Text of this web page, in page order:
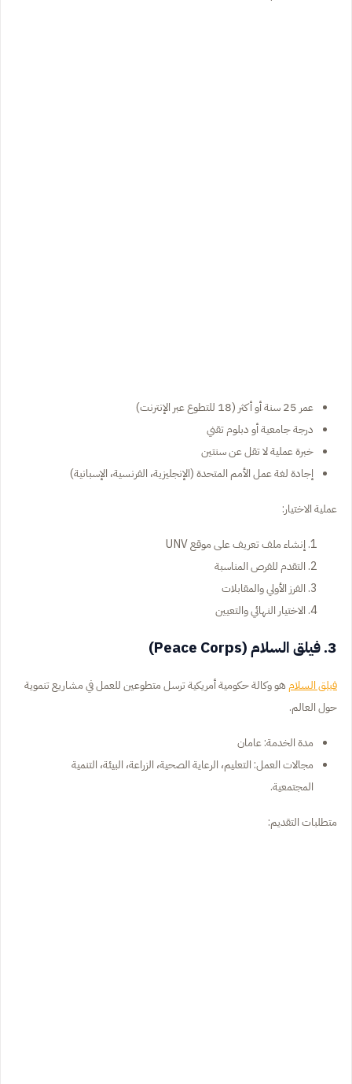
عمر 25 سنة أو أكثر (18 للتطوع عبر الإنترنت)
درجة جامعية أو دبلوم تقني
خبرة عملية لا تقل عن سنتين
إجادة لغة عمل الأمم المتحدة (الإنجليزية، الفرنسية، الإسبانية)
عملية الاختيار:
إنشاء ملف تعريف على موقع UNV
التقدم للفرص المناسبة
الفرز الأولي والمقابلات
الاختيار النهائي والتعيين
3. فيلق السلام (Peace Corps)
فيلق السلامهو وكالة حكومية أمريكية ترسل متطوعين للعمل في مشاريع تنموية
حول العالم.
مدة الخدمة: عامان
مجالات العمل: التعليم، الرعاية الصحية، الزراعة، البيئة، التنمية
المجتمعية.
متطلبات التقديم: